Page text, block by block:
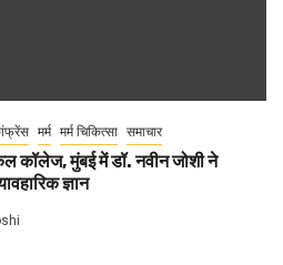
मर्म मर्म चिकित्सा समाचार
कॉलेज, मुंबई में डॉ. नवीन जोशी ने
ज्ञान